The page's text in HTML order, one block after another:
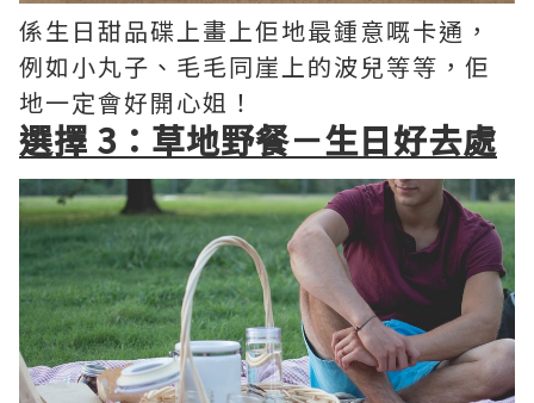
係生日甜品碟上畫上佢地最鍾意嘅卡通，
例如小丸子、毛毛同崖上的波兒等等，佢
地一定會好開心姐！
選擇 3：草地野餐－生日好去處